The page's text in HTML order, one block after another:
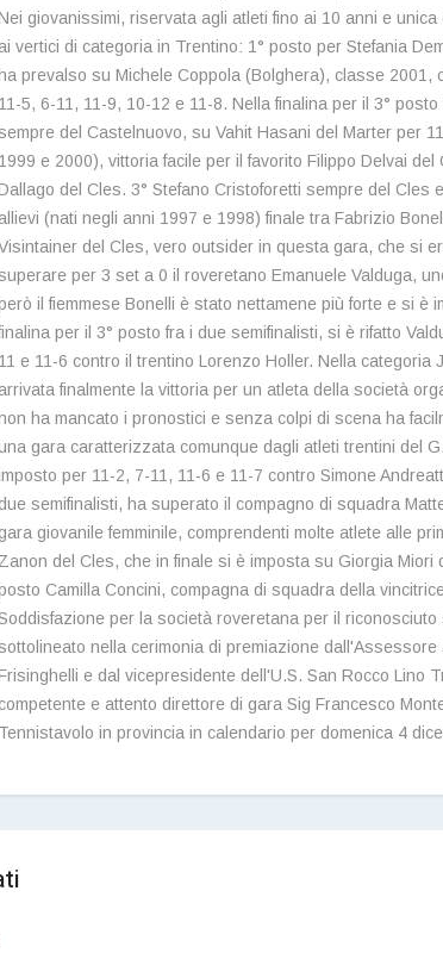
giovanissimi, riservata agli atleti fino ai 10 anni e
ai vertici di categoria in Trentino: 1° posto per Stefania
ha prevalso su Michele Coppola (Bolghera), classe 2001,
11-5, 6-11, 11-9, 10-12 e 11-8. Nella finalina per il 3°
del Castelnuovo, su Vahit Hasani del Marter per
1999 e 2000), vittoria facile per il favorito Filippo Delvai
del Cles. 3° Stefano Cristoforetti sempre del Cles
allievi (nati negli anni 1997 e 1998) finale tra Fabrizio
del Cles, vero outsider in questa gara, che si
per 3 set a 0 il roveretano Emanuele Valduga,
il fiemmese Bonelli è stato nettamene più forte e si è
per il 3° posto fra i due semifinalisti, si è rifatto
11 e 11-6 contro il trentino Lorenzo Holler. Nella
arrivata finalmente la vittoria per un atleta della società
ha mancato i pronostici e senza colpi di scena ha
gara caratterizzata comunque dagli atleti trentini del
per 11-2, 7-11, 11-6 e 11-7 contro Simone
semifinalisti, ha superato il compagno di squadra
giovanile femminile, comprendenti molte atlete alle
Zanon del Cles, che in finale si è imposta su Giorgia Miori
Camilla Concini, compagna di squadra della
per la società roveretana per il
nella cerimonia di premiazione
e dal vicepresidente dell'U.S. San Rocco Lino
competente e attento direttore di gara Sig Francesco
Tennistavolo in provincia in calendario per domenica 4